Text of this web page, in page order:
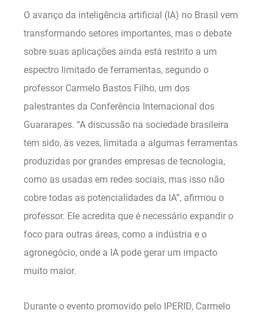
O avanço da inteligência artificial (IA) no Brasil vem
transformando setores importantes, mas o debate
sobre suas aplicações ainda está restrito a um
espectro limitado de ferramentas, segundo o
professor Carmelo Bastos Filho, um dos
palestrantes da Conferência Internacional dos
Guararapes. “A discussão na sociedade brasileira
tem sido, às vezes, limitada a algumas ferramentas
produzidas por grandes empresas de tecnologia,
como as usadas em redes sociais, mas isso não
cobre todas as potencialidades da IA”, afirmou o
professor. Ele acredita que é necessário expandir o
foco para outras áreas, como a indústria e o
agronegócio, onde a IA pode gerar um impacto
muito maior.
Durante o evento promovido pelo IPERID, Carmelo